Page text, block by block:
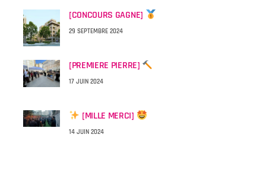
[CONCOURS GAGNE]
29 SEPTEMBRE 2024
[PREMIERE PIERRE]
17 JUIN 2024
[MILLE MERCI]
14 JUIN 2024